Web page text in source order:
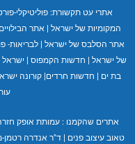
אתרי עט תקשורת:פוליטיקלי-
המקומיות של ישראל| אתר
אתר הסלבס של ישראל| לבריאות-
של ישראל| חדשות הקמפוס| ישראל
בת ים| חדשות חרדים| קורונה
אתרים שהקמנו : עמותת אופק חזרה
טאוב עיצוב פנים| ד"ר אנדרה רטמן-